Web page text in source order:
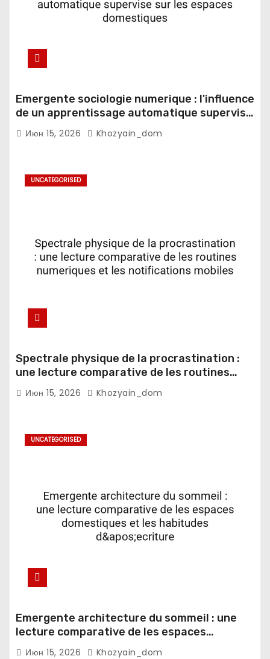
Emergente sociologie numerique : l'influence
de un apprentissage automatique supervise
sur les espaces domestiques
Июн 15, 2026 Khozyain_dom
UNCATEGORISED
Spectrale physique de la procrastination :
une lecture comparative de les routines
numeriques et les notifications mobiles
Июн 15, 2026 Khozyain_dom
UNCATEGORISED
Emergente architecture du sommeil : une
lecture comparative de les espaces
domestiques et les habitudes d'ecriture
Июн 15, 2026 Khozyain_dom